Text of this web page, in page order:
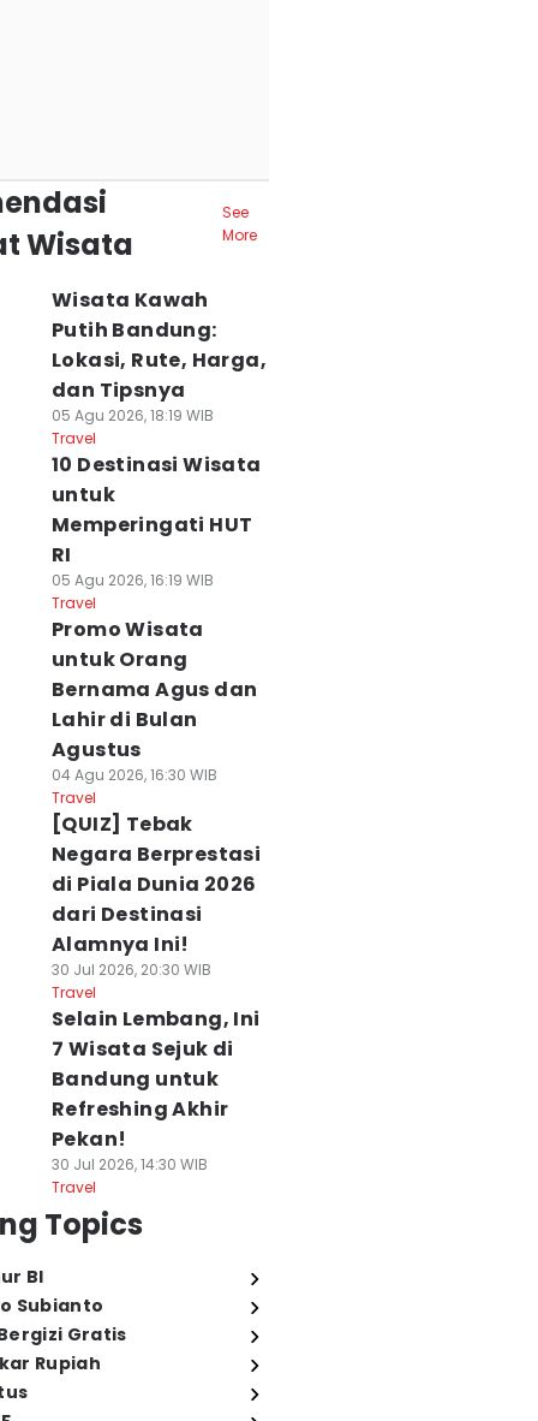
Wisata
See
More
Wisata Kawah
Putih Bandung:
Lokasi, Rute, Harga,
dan Tipsnya
05 Agu 2026, 18:19 WIB
Travel
10 Destinasi Wisata
untuk
Memperingati HUT
RI
05 Agu 2026, 16:19 WIB
Travel
Promo Wisata
untuk Orang
Bernama Agus dan
Lahir di Bulan
Agustus
04 Agu 2026, 16:30 WIB
Travel
[QUIZ] Tebak
Negara Berprestasi
di Piala Dunia 2026
dari Destinasi
Alamnya Ini!
30 Jul 2026, 20:30 WIB
Travel
Selain Lembang, Ini
7 Wisata Sejuk di
Bandung untuk
Refreshing Akhir
Pekan!
30 Jul 2026, 14:30 WIB
Travel
Topics
BI
Subianto
Gratis
Rupiah